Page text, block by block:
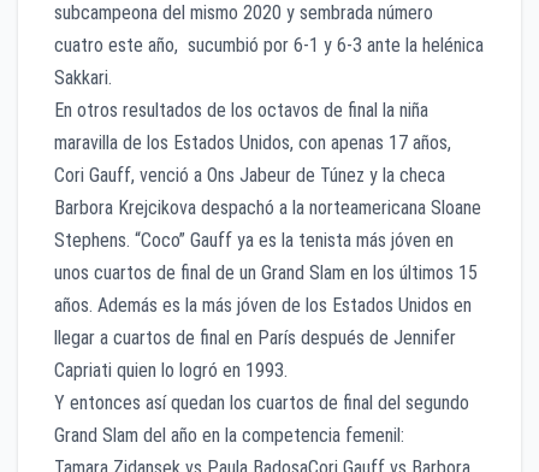
subcampeona del mismo 2020 y sembrada número
cuatro este año, sucumbió por 6-1 y 6-3 ante la helénica
Sakkari.
En otros resultados de los octavos de final la niña
maravilla de los Estados Unidos, con apenas 17 años,
Cori Gauff, venció a Ons Jabeur de Túnez y la checa
Barbora Krejcikova despachó a la norteamericana Sloane
Stephens. “Coco” Gauff ya es la tenista más jóven en
unos cuartos de final de un Grand Slam en los últimos 15
años. Además es la más jóven de los Estados Unidos en
llegar a cuartos de final en París después de Jennifer
Capriati quien lo logró en 1993.
Y entonces así quedan los cuartos de final del segundo
Grand Slam del año en la competencia femenil: